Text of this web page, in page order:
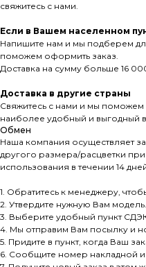
свяжитесь с нами.
Если в Вашем населенном
Напишите нам и мы подберем
поможем оформить заказ.
Доставка на сумму больше 16
Доставка в другие страны
Свяжитесь с нами и мы
наиболее удобный и выгодный
Обмен
Наша компания осуществляет
другого размера/расцветки при
использования в течении 14
1. Обратитесь к менеджеру,
2. Утвердите нужную Вам модель.
3. Выберите удобный пункт
4. Мы отправим Вам посылку и
5. Придите в пункт, когда Ваш
6. Сообщите номер накладной